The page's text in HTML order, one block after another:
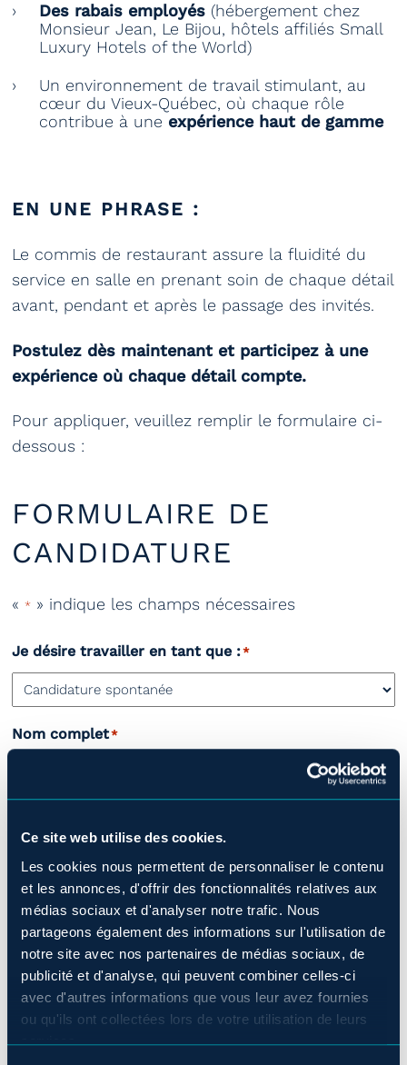
Ce site web utilise des cookies.
Les cookies nous permettent de personnaliser le contenu
et les annonces, d'offrir des fonctionnalités relatives aux
médias sociaux et d'analyser notre trafic. Nous
partageons également des informations sur l'utilisation de
notre site avec nos partenaires de médias sociaux, de
publicité et d'analyse, qui peuvent combiner celles-ci
avec d'autres informations que vous leur avez fournies
ou qu'ils ont collectées lors de votre utilisation de leurs
services.
Des rabais employés (hébergement chez
Monsieur Jean, Le Bijou, hôtels affiliés Small
Luxury Hotels of the World)
Un environnement de travail stimulant, au
cœur du Vieux-Québec, où chaque rôle
contribue à une expérience haut de gamme
EN UNE PHRASE :
Le commis de restaurant assure la fluidité du
service en salle en prenant soin de chaque détail
avant, pendant et après le passage des invités.
Postulez dès maintenant et participez à une
expérience où chaque détail compte.
Pour appliquer, veuillez remplir le formulaire ci-
dessous :
FORMULAIRE DE
CANDIDATURE
« * » indique les champs nécessaires
Je désire travailler en tant que :*
Nom complet*
Téléphone
Adresse courriel*